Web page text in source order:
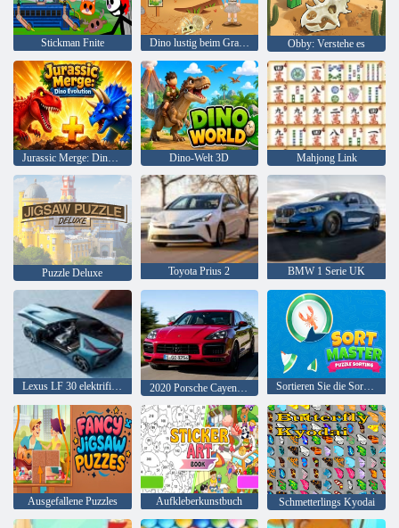
Stickman Fnite Dino lustig beim Graben Obby: Verstehe es
Jurassic Merge: Dino Evolution Dino-Welt 3D Mahjong Link
Puzzle Deluxe Toyota Prius 2 BMW 1 Serie UK
Lexus LF 30 elektrifiziert 2020 Porsche Cayenne GTS Sortieren Sie die Sortierung des Master-Puzzles
Ausgefallene Puzzles Aufkleberkunstbuch Schmetterlings Kyodai